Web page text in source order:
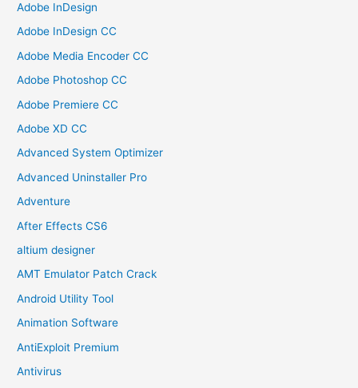
Adobe InDesign
Adobe InDesign CC
Adobe Media Encoder CC
Adobe Photoshop CC
Adobe Premiere CC
Adobe XD CC
Advanced System Optimizer
Advanced Uninstaller Pro
Adventure
After Effects CS6
altium designer
AMT Emulator Patch Crack
Android Utility Tool
Animation Software
AntiExploit Premium
Antivirus